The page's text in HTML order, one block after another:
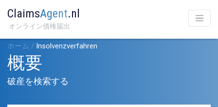
ClaimsAgent.nl
オンライン債権届出
ホーム / Insolvenzverfahren
概要
破産を検索する